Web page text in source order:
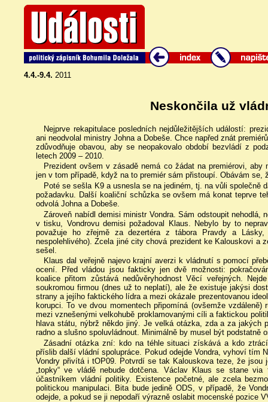
4.4.-9.4. 2011
Neskončila už
Nejprve rekapitulace posledních nejdůležitějších událostí:
ani neodvolal ministry Johna a Dobeše. Chce napřed znát
zdůvodňuje obavou, aby se neopakovalo období bezvládí z
letech 2009 – 2010.
Prezident ovšem v zásadě nemá co žádat na premiérovi,
jen v tom případě, když na to premiér sám přistoupí. Obávám se,
Poté se sešla K9 a usnesla se na jediném, tj. na vůli společně
požadavku. Další koaliční schůzka se ovšem má konat teprve
odvolá Johna a Dobeše.
Zároveň nabídl demisi ministr Vondra. Sám odstoupit nehodlá,
v tisku, Vondrovu demisi požadoval Klaus. Nebylo by to
považuje ho zřejmě za dezertéra z tábora Pravdy a
nespolehlivého). Zcela jiné city chová prezident ke Kalouskovi a
sešel.
Klaus dal veřejně najevo krajní averzi k vládnutí s pomocí
ocení. Před vládou jsou fakticky jen dvě možnosti:
koalice přitom zůstává nedůvěryhodnost Věcí veřejných.
soukromou firmou (dnes už to neplatí), ale že existuje jakýsi
strany a jejího faktického lídra a mezi okázale prezentovanou
korupci. To ve dvou momentech připomíná (ovšemže
mezi vznešenými velkohubě proklamovanými cíli a faktickou
hlava státu, nýbrž někdo jiný. Je velká otázka, zda a za jakých
radno a slušno spoluvládnout. Minimálně by musel být podstatně
Zásadní otázka zní: kdo na téhle situaci získává a kdo
příslib další vládní spolupráce. Pokud odejde Vondra, vyhoví tím
Vondry přivítá i tOP09. Potvrdí se tak Kalouskova teze, že jsou
„topky“ ve vládě nebude dotčena. Václav Klaus se stane
účastníkem vládní politiky. Existence početné, ale zcela
politickou manipulaci. Bita bude jedině ODS, v případě, že
odejde, a pokud se ji nepodaří výrazně oslabit mocenské pozice